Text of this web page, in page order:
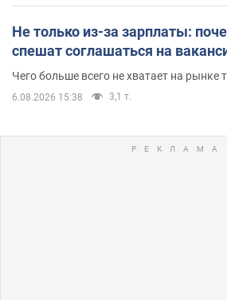
Не только из-за зарплаты:
спешат соглашаться на
Чего больше всего не хватает на рынке
6.08.2026 15:38 3,1 т.